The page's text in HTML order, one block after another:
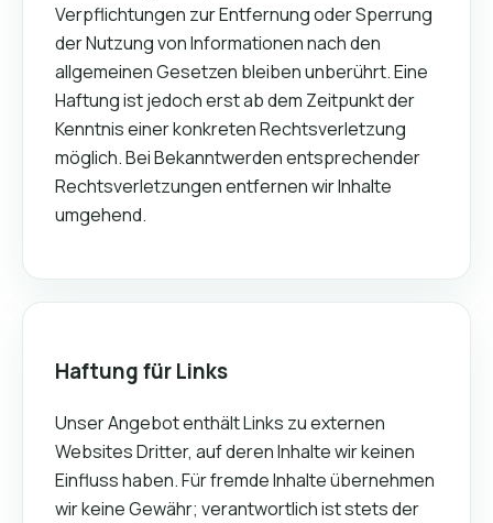
Verpflichtungen zur Entfernung oder Sperrung
der Nutzung von Informationen nach den
allgemeinen Gesetzen bleiben unberührt. Eine
Haftung ist jedoch erst ab dem Zeitpunkt der
Kenntnis einer konkreten Rechtsverletzung
möglich. Bei Bekanntwerden entsprechender
Rechtsverletzungen entfernen wir Inhalte
umgehend.
Haftung für Links
Unser Angebot enthält Links zu externen
Websites Dritter, auf deren Inhalte wir keinen
Einfluss haben. Für fremde Inhalte übernehmen
wir keine Gewähr; verantwortlich ist stets der